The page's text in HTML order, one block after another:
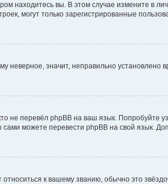
находитесь вы. В этом случае измените в
могут только зарегистрированные
неверное, значит, неправильно установлено
не перевёл phpBB на ваш язык. Попробуйте
сами можете перевести phpBB на свой язык.
к вашему званию, обычно это